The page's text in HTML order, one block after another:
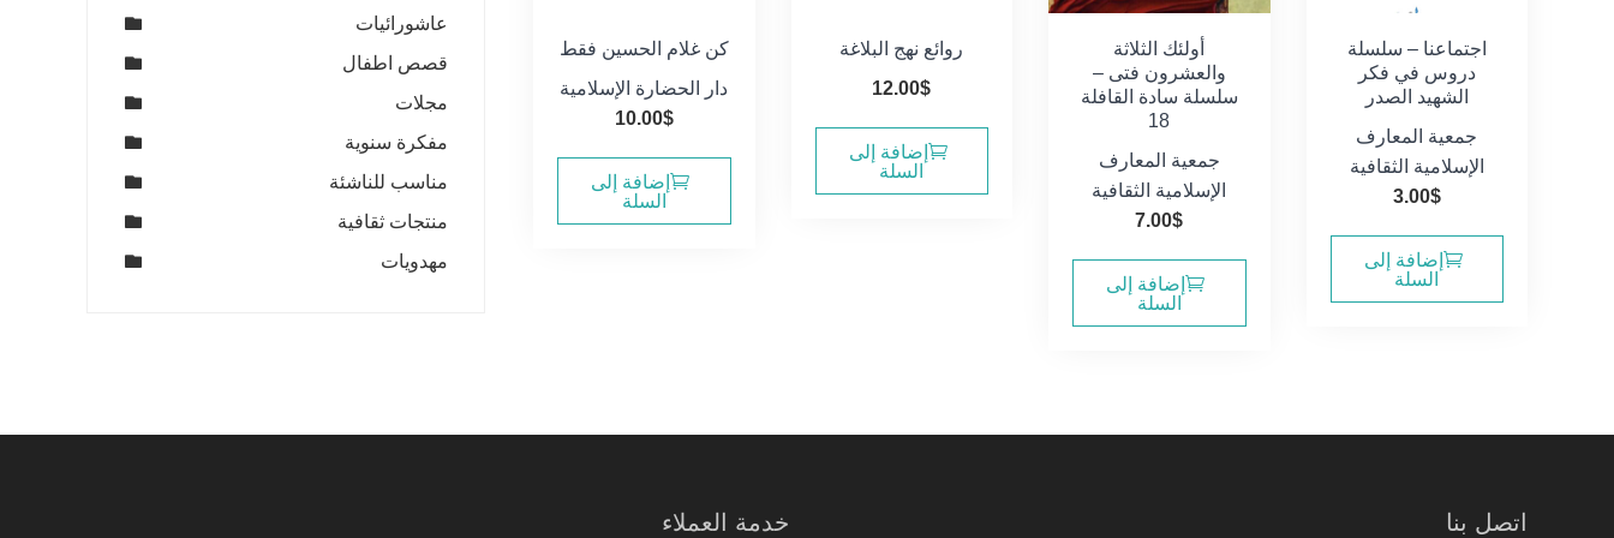
اجتماعنا – سلسلة
دروس في فكر
الشهيد الصدر
جمعية المعارف
الإسلامية الثقافية
3.00$
إضافة إلى
السلة
أولئك الثلاثة
والعشرون فتى –
سلسلة سادة القافلة
18
جمعية المعارف
الإسلامية الثقافية
7.00$
إضافة إلى
السلة
روائع نهج البلاغة
12.00$
إضافة إلى
السلة
كن غلام الحسين فقط
دار الحضارة الإسلامية
10.00$
إضافة إلى
السلة
عاشورائيات
قصص اطفال
مجلات
مفكرة سنوية
مناسب للناشئة
منتجات ثقافية
مهدويات
اتصل بنا خدمة العملاء